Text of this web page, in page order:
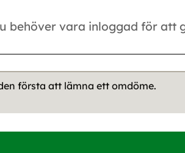
första att lämna ett omdöme.